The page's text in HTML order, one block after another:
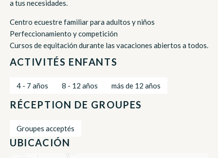
a tus necesidades.
Centro ecuestre familiar para adultos y niños
Perfeccionamiento y competición
Cursos de equitación durante las vacaciones abiertos a todos.
ACTIVITÉS ENFANTS
4 - 7 años 8 - 12 años más de 12 años
RÉCEPTION DE GROUPES
Groupes acceptés
UBICACIÓN